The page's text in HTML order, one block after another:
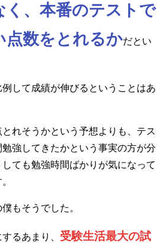
く、本番のテストで
点数をとれるかだとい
して成績が伸びるということはあ
れそうかという予想よりも、テス
勉強してきたかという事実の方が分
ても勉強時間ばかりが気になって
もそうでした。
るあまり、 受験生活最大の試